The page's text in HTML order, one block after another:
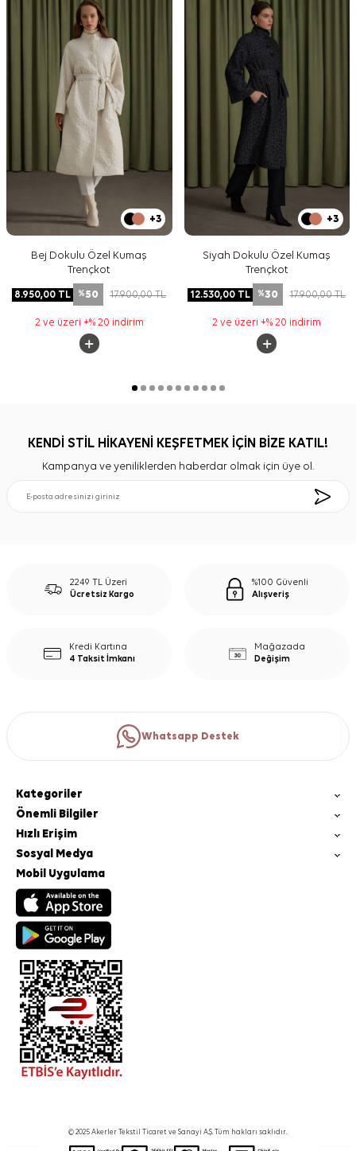
+3
Bej Dokulu Özel Kumaş
Trençkot
8.950,00 TL %50 17.900,00TL
2 ve üzeri +% 20 indirim
+3
Siyah Dokulu Özel Kumaş
Trençkot
12.530,00 TL %30 17.900,00TL
2 ve üzeri +% 20 indirim
KENDİ STİL HİKAYENİ KEŞFETMEK İÇİN BİZE KATIL!
Kampanya ve yeniliklerden haberdar olmak için üye ol.
2249 TL Üzeri
Ücretsiz Kargo
%100 Güvenli
Alışveriş
Kredi Kartına
4 Taksit İmkanı
Mağazada
Değişim
Whatsapp Destek
Kategoriler
Önemli Bilgiler
Hızlı Erişim
Sosyal Medya
Mobil Uygulama
© 2025 Akerler Tekstil Ticaret ve Sanayi A.Ş. Tüm hakları saklıdır.